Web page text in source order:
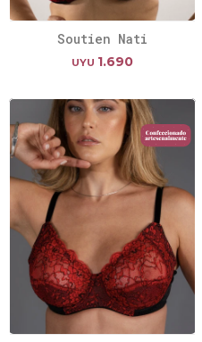
Soutien Nati
UYU 1.690